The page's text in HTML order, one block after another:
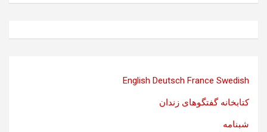
English Deutsch France Swedish
کتابخانه گفتگوهای زندان
شبنامه